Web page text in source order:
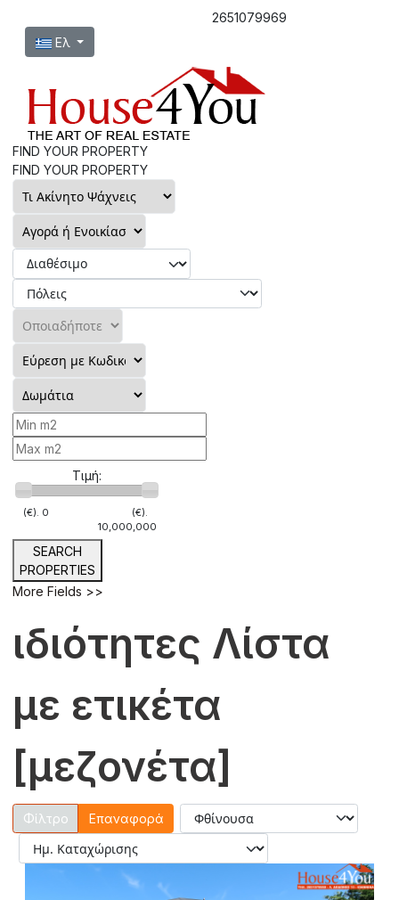
2651079969
Επιλέξτε τη γλώσσα σας
Ελ
FIND YOUR PROPERTY
FIND YOUR PROPERTY
Τιμή:
(€). 0
(€).
10,000,000
SEARCH
PROPERTIES
More Fields >>
ιδιότητες Λίστα
με ετικέτα
[μεζονέτα]
Επαναφορά